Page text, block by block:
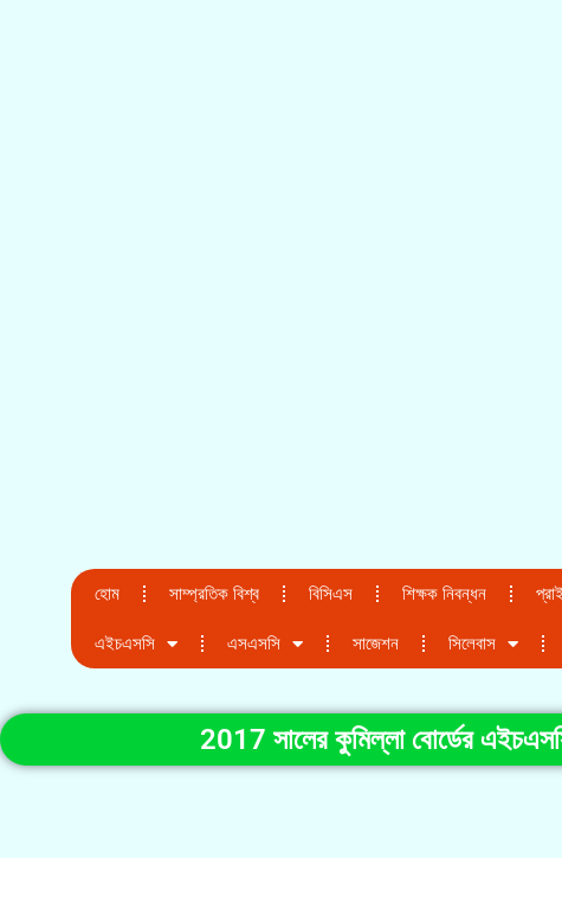
হোম সাম্প্রতিক বিশ্ব বিসিএস শিক্ষক নিবন্ধন
এইচএসসি এসএসসি সাজেশন সিলেবাস
2017 সালের কুমিল্লা বোর্ডের